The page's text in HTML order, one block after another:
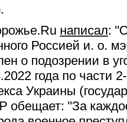
написал:
Россией и. о.
о подозрении в
года по части
Украины
обещает: "За